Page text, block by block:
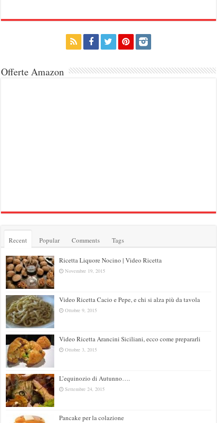
Offerte Amazon
Recent Popular Comments Tags
Ricetta Liquore Nocino | Video Ricetta
Novembre 19, 2015
Video Ricetta Cacio e Pepe, e chi si alza più da tavola
Ottobre 9, 2015
Video Ricetta Arancini Siciliani, ecco come prepararli
Ottobre 3, 2015
L’equinozio di Autunno….
Settembre 24, 2015
Pancake per la colazione